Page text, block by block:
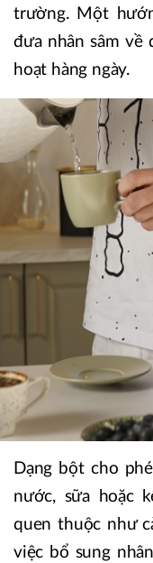
trường. Một
đưa nhân sâm về
hoạt hàng ngày.
Dạng bột cho
nước, sữa hoặc
quen thuộc như
việc bổ sung